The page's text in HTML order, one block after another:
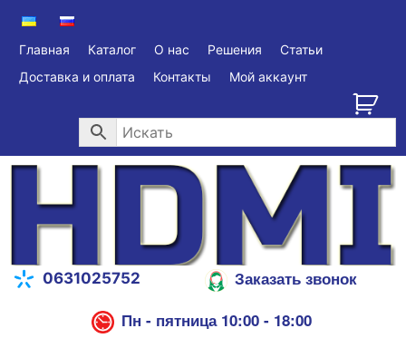
Главная Каталог О нас Решения
Статьи
Доставка и оплата
Контакты Мой аккаунт
0631025752
Заказать звонок
Пн - пятница 10:00 - 18:00